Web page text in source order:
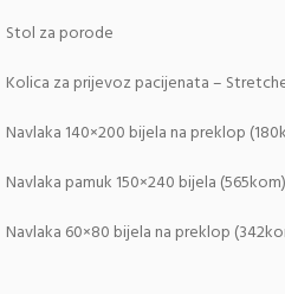
Stol za porode
Kolica za prijevoz pacijenata –
Navlaka 140×200 bijela na preklop
Navlaka pamuk 150×240 bijela
Navlaka 60×80 bijela na preklop